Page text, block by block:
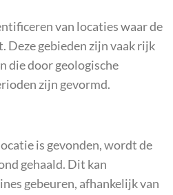
van locaties waar de
gebieden zijn vaak rijk
die door geologische
zijn gevormd.
is gevonden, wordt de
gehaald. Dit kan
gebeuren, afhankelijk van